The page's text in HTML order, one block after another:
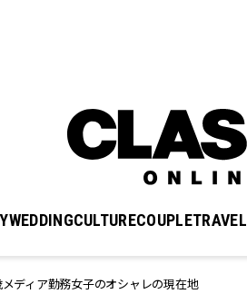
WEDDINGCULTURECOUPLETRAVEL
ディア勤務女子のオシャレの現在地